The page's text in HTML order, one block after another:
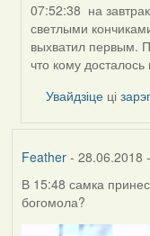
In
reply
to
by
Могилев
07:52:38 на
светлыми
выхватил первым.
что кому досталось
Увайдзіце ці
Feather- 28.06.2018
В 15:48 самка
богомола?